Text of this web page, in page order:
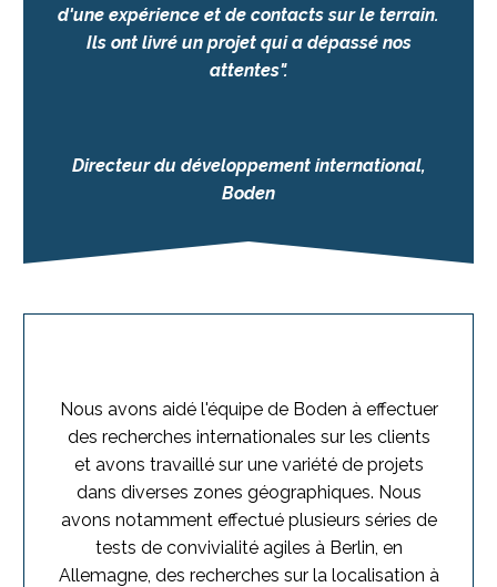
d'une expérience et de contacts sur le terrain.
Ils ont livré un projet qui a dépassé nos
attentes".
Directeur du développement international,
Boden
Nous avons aidé l'équipe de Boden à effectuer
des recherches internationales sur les clients
et avons travaillé sur une variété de projets
dans diverses zones géographiques. Nous
avons notamment effectué plusieurs séries de
tests de convivialité agiles à Berlin, en
Allemagne, des recherches sur la localisation à